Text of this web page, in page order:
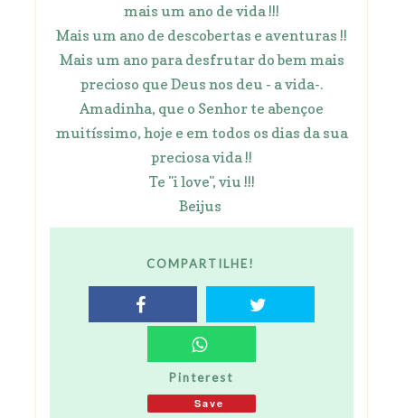
mais um ano de vida !!!
Mais um ano de descobertas e aventuras !!
Mais um ano para desfrutar do bem mais
precioso que Deus nos deu - a vida-.
Amadinha, que o Senhor te abençoe
muitíssimo, hoje e em todos os dias da sua
preciosa vida !!
Te "i love", viu !!!
Beijus
COMPARTILHE!
Pinterest
Save